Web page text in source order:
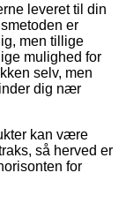
leveret til din
er
men tillige
mulighed for
selv, men
dig nær
kan være
så herved er
for